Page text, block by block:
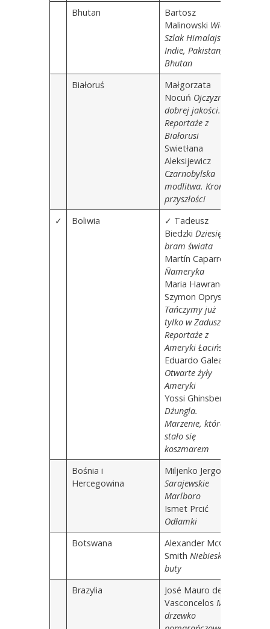
Bhutan
Bartosz
Malinowski Wielki
Szlak Himalajski.
Indie, Pakistan,
Bhutan
Białoruś
Małgorzata
Nocuń Ojczyzna
dobrej jakości.
Reportaże z
Białorusi
Swietłana
Aleksijewicz
Czarnobylska
modlitwa. Kronika
przyszłości
✓
Boliwia ✓ Tadeusz
Biedzki Dziesięć
bram świata
Martín Caparrós
Ñameryka
Maria Hawranek,
Szymon Opryszek
Tańczymy już
tylko w Zaduszki.
Reportaże z
Ameryki Łacińskiej
Eduardo Galeano
Otwarte żyły
Ameryki
Yossi Ghinsberg
Dżungla.
Marzenie, które
stało się
koszmarem
Bośnia i
Hercegowina
Miljenko Jergović
Sarajewskie
Marlboro
Ismet Prcić
Odłamki
Botswana
Alexander McCall
Smith Niebieskie
buty
Brazylia
José Mauro de
Vasconcelos Moje
drzewko